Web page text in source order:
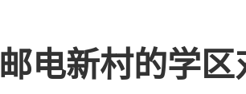
邮电新村的学